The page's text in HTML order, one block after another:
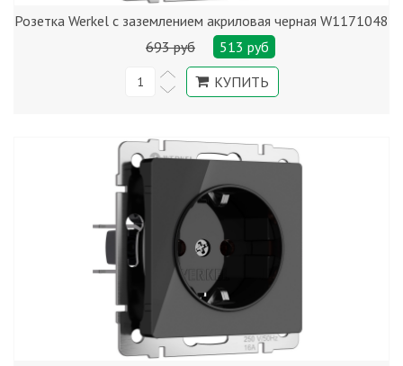
Розетка Werkel с заземлением акриловая черная W1171048
693 руб
513 руб